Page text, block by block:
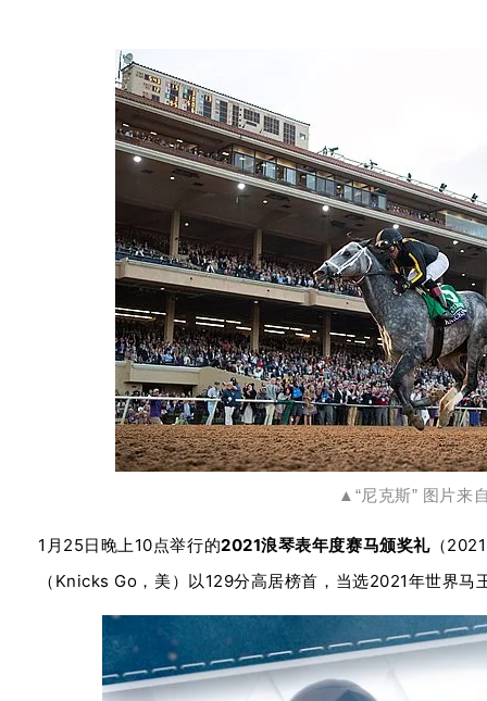
▲“尼克斯” 图片来
1月25日晚上10点举行的2021浪琴表年度赛马颁奖礼（
（Knicks Go，美）以129分高居榜首，当选2021年世界